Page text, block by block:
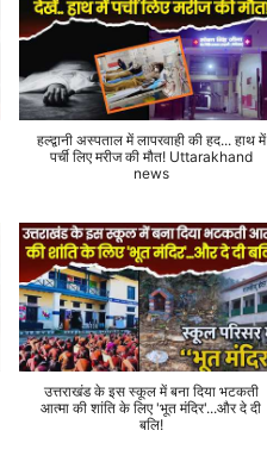
हल्द्वानी अस्पताल में लापरवाही की हद... हाथ में
पर्ची लिए मरीज की मौत! Uttarakhand
news
उत्तराखंड के इस स्कूल में बना दिया भटकती
आत्मा की शांति के लिए 'भूत मंदिर'...और दे दी
बलि!